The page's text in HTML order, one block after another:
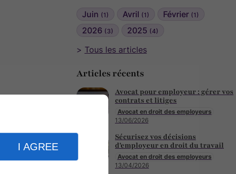
I AGREE
Juin (1) Avril (1) Février (1)
2026 (3) 2025 (4)
Tous les articles
Articles récents
Avocat en droit des employeurs
13/06/2026
Avocat pour employeur : gérer vos
contrats et litiges
Avocat en droit des employeurs
13/04/2026
Sécurisez vos décisions
d'employeur en droit du travail